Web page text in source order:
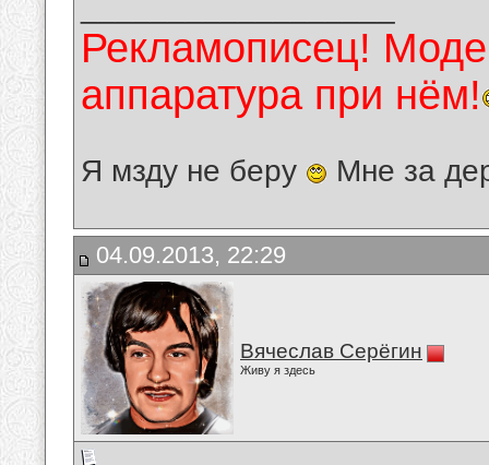
Рекламописец!
аппаратура при нём!
Я мзду не беру Мне за
04.09.2013, 22:29
Вячеслав Серёгин
Живу я здесь